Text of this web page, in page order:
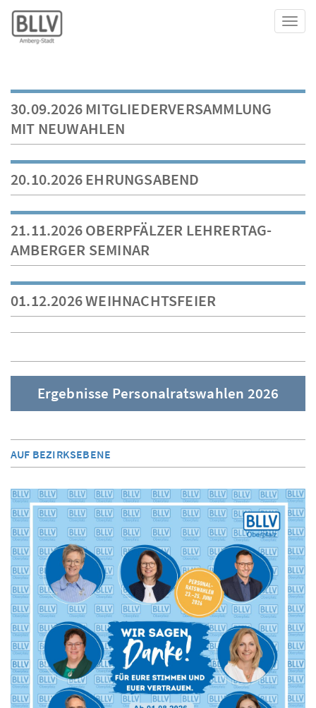
30.09.2026 MITGLIEDERVERSAMMLUNG
MIT NEUWAHLEN
20.10.2026 EHRUNGSABEND
21.11.2026 OBERPFÄLZER LEHRERTAG-
AMBERGER SEMINAR
01.12.2026 WEIHNACHTSFEIER
Ergebnisse Personalratswahlen 2026
AUF BEZIRKSEBENE